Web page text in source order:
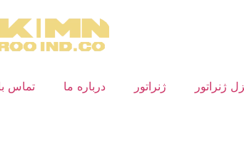
ژنراتور ژنراتور درباره ما تماس